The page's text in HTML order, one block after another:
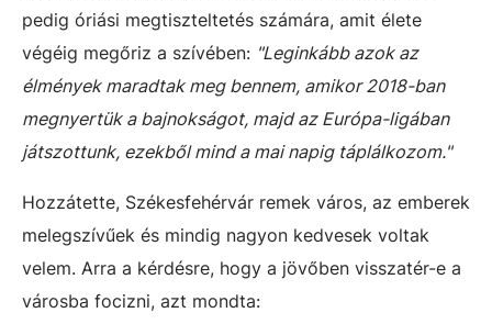
pedig óriási megtiszteltetés számára, amit élete
végéig megőriz a szívében: "Leginkább azok az
élmények maradtak meg bennem, amikor 2018-ban
megnyertük a bajnokságot, majd az Európa-ligában
játszottunk, ezekből mind a mai napig táplálkozom."
Hozzátette, Székesfehérvár remek város, az emberek
melegszívűek és mindig nagyon kedvesek voltak
velem. Arra a kérdésre, hogy a jövőben visszatér-e a
városba focizni, azt mondta: